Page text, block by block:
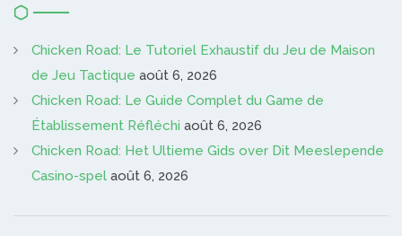
Chicken Road: Le Tutoriel Exhaustif du Jeu de Maison
de Jeu Tactique août 6, 2026
Chicken Road: Le Guide Complet du Game de
Établissement Réfléchi août 6, 2026
Chicken Road: Het Ultieme Gids over Dit Meeslepende
Casino-spel août 6, 2026